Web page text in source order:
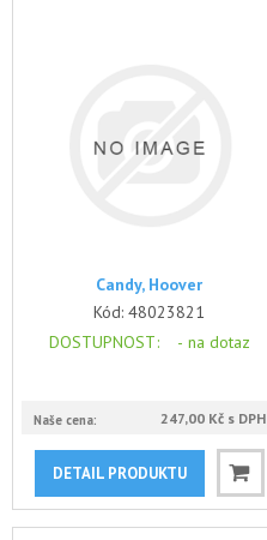
Candy, Hoover
Kód:48023821
DOSTUPNOST: - na dotaz
Naše cena: 247,00 Kč s DPH
DETAIL PRODUKTU